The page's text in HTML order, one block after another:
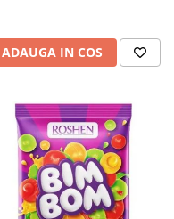
ADAUGA IN COS